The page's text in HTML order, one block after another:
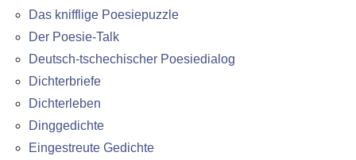
Das knifflige Poesiepuzzle
Der Poesie-Talk
Deutsch-tschechischer Poesiedialog
Dichterbriefe
Dichterleben
Dinggedichte
Eingestreute Gedichte